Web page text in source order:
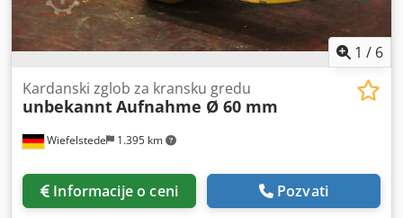
1 / 6
Wiefelstede 1.395 km
Kardanski zglob za kransku gredu
unbekanntAufnahme Ø 60 mm
Informacije o ceni Pozvati